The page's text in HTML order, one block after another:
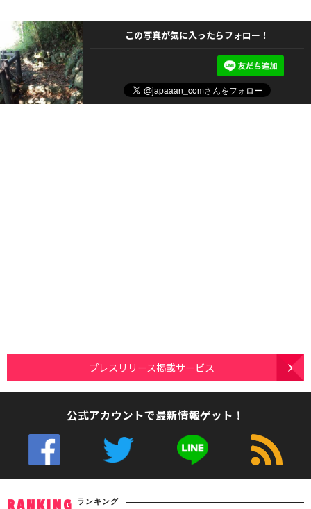
この写真が気に入ったらフォロー！
プレスリリース掲載サービス
公式アカウントで最新情報ゲット！
RANKING ランキング